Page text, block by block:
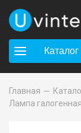
Каталог
Главная
Лампа